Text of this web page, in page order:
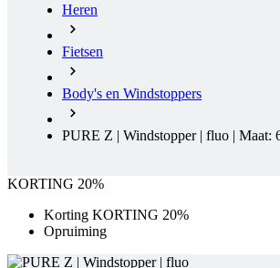
Body's en Windstoppers
PURE Z | Windstopper | fluo | Maat: 6
KORTING 20%
Korting KORTING 20%